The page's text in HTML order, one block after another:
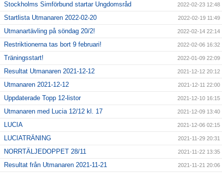
Stockholms Simförbund startar Ungdomsråd 2022-02-23 12:48
Startlista Utmanaren 2022-02-20 2022-02-19 11:49
Utmanartävling på söndag 20/2! 2022-02-14 22:14
Restriktionerna tas bort 9 februari! 2022-02-06 16:32
Träningsstart! 2022-01-09 22:09
Resultat Utmanaren 2021-12-12 2021-12-12 20:12
Utmanaren 2021-12-12 2021-12-11 22:00
Uppdaterade Topp 12-listor 2021-12-10 16:15
Utmanaren med Lucia 12/12 kl. 17 2021-12-09 13:40
LUCIA 2021-12-06 02:15
LUCIATRÄNING 2021-11-29 20:31
NORRTÄLJEDOPPET 28/11 2021-11-22 13:35
Resultat från Utmanaren 2021-11-21 2021-11-21 20:06